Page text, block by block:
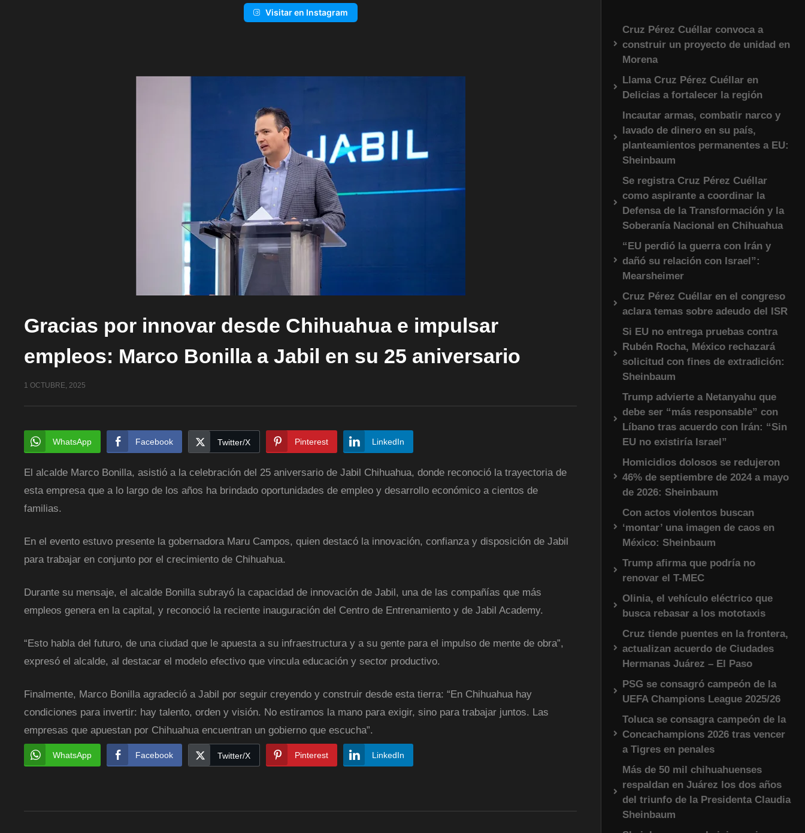
Visitar en Instagram
Gracias por innovar desde Chihuahua e impulsar
empleos: Marco Bonilla a Jabil en su 25 aniversario
1 OCTUBRE, 2025
WhatsApp Facebook Twitter/X Pinterest LinkedIn
El alcalde Marco Bonilla, asistió a la celebración del 25 aniversario de Jabil Chihuahua, donde reconoció la trayectoria de
esta empresa que a lo largo de los años ha brindado oportunidades de empleo y desarrollo económico a cientos de
familias.
En el evento estuvo presente la gobernadora Maru Campos, quien destacó la innovación, confianza y disposición de Jabil
para trabajar en conjunto por el crecimiento de Chihuahua.
Durante su mensaje, el alcalde Bonilla subrayó la capacidad de innovación de Jabil, una de las compañías que más
empleos genera en la capital, y reconoció la reciente inauguración del Centro de Entrenamiento y de Jabil Academy.
“Esto habla del futuro, de una ciudad que le apuesta a su infraestructura y a su gente para el impulso de mente de obra”,
expresó el alcalde, al destacar el modelo efectivo que vincula educación y sector productivo.
Finalmente, Marco Bonilla agradeció a Jabil por seguir creyendo y construir desde esta tierra: “En Chihuahua hay
condiciones para invertir: hay talento, orden y visión. No estiramos la mano para exigir, sino para trabajar juntos. Las
empresas que apuestan por Chihuahua encuentran un gobierno que escucha”.
WhatsApp Facebook Twitter/X Pinterest LinkedIn
Cruz Pérez Cuéllar convoca a
construir un proyecto de unidad en
Morena
Llama Cruz Pérez Cuéllar en
Delicias a fortalecer la región
Incautar armas, combatir narco y
lavado de dinero en su país,
planteamientos permanentes a EU:
Sheinbaum
Se registra Cruz Pérez Cuéllar
como aspirante a coordinar la
Defensa de la Transformación y la
Soberanía Nacional en Chihuahua
“EU perdió la guerra con Irán y
dañó su relación con Israel”:
Mearsheimer
Cruz Pérez Cuéllar en el congreso
aclara temas sobre adeudo del ISR
Si EU no entrega pruebas contra
Rubén Rocha, México rechazará
solicitud con fines de extradición:
Sheinbaum
Trump advierte a Netanyahu que
debe ser “más responsable” con
Líbano tras acuerdo con Irán: “Sin
EU no existiría Israel”
Homicidios dolosos se redujeron
46% de septiembre de 2024 a mayo
de 2026: Sheinbaum
Con actos violentos buscan
‘montar’ una imagen de caos en
México: Sheinbaum
Trump afirma que podría no
renovar el T-MEC
Olinia, el vehículo eléctrico que
busca rebasar a los mototaxis
Cruz tiende puentes en la frontera,
actualizan acuerdo de Ciudades
Hermanas Juárez – El Paso
PSG se consagró campeón de la
UEFA Champions League 2025/26
Toluca se consagra campeón de la
Concachampions 2026 tras vencer
a Tigres en penales
Más de 50 mil chihuahuenses
respaldan en Juárez los dos años
del triunfo de la Presidenta Claudia
Sheinbaum